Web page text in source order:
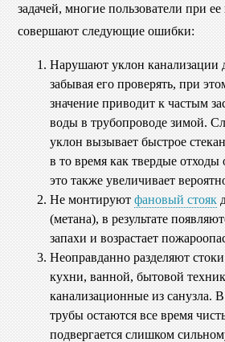
задачей, многие пользователи при
совершают следующие ошибки:
Нарушают уклон канализации
забывая его проверять, при
значение приводит к частым
воды в трубопроводе зимой.
уклон вызывает быстрое
в то время как твердые
это также увеличивает
Не монтируют фановый стояк
(метана), в результате
запахи и возрастает
Неоправданно разделяют
кухни, ванной, бытовой
канализационные из санузла. В
трубы остаются все время
подвергается слишком